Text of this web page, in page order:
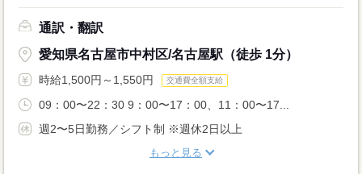
通訳・翻訳
愛知県名古屋市中村区/名古屋駅（徒歩 1分）
時給1,500円～1,550円 交通費全額支給
09：00〜22：30 9：00〜17：00、11：00〜17...
週2〜5日勤務／シフト制 ※週休2日以上
もっと見る